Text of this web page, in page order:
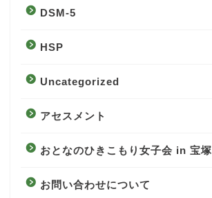
DSM-5
HSP
Uncategorized
アセスメント
おとなのひきこもり女子会 in 宝塚
お問い合わせについて